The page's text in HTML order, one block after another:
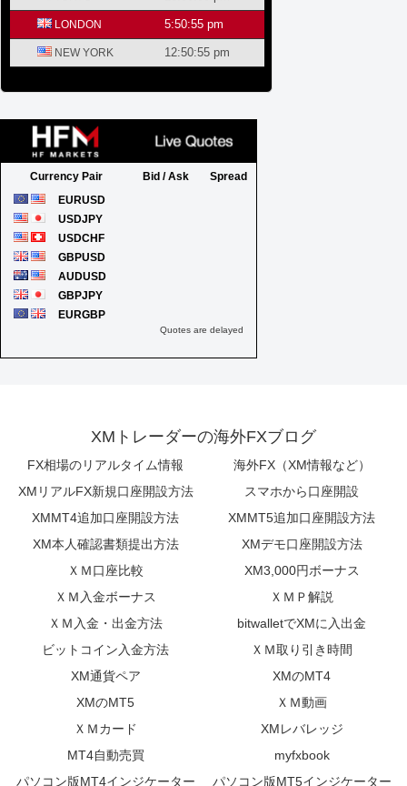
XMトレーダーの海外FXブログ
FX相場のリアルタイム情報
海外FX（XM情報など）
XMリアルFX新規口座開設方法
スマホから口座開設
XMMT4追加口座開設方法
XMMT5追加口座開設方法
XM本人確認書類提出方法
XMデモ口座開設方法
ＸＭ口座比較
XM3,000円ボーナス
ＸＭ入金ボーナス
ＸＭＰ解説
ＸＭ入金・出金方法
bitwalletでXMに入出金
ビットコイン入金方法
ＸＭ取り引き時間
XM通貨ペア
XMのMT4
XMのMT5
ＸＭ動画
ＸＭカード
XMレバレッジ
MT4自動売買
myfxbook
パソコン版MT4インジケーター
パソコン版MT5インジケーター